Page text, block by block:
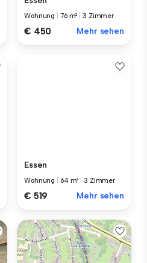
Wohnung 76 m² |3 Zimmer
€ 450 Mehr sehen
Essen
Wohnung 64 m² |3 Zimmer
€ 519 Mehr sehen